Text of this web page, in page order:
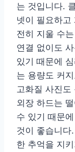
는 것입니다.
넷이 필요하고
전히 지울 수
연결 없이도
있기 때문에
는 용량도 커
고화질 사진
외장 하드는
수 있기 때문
것이 좋습니다
한 추억을 지